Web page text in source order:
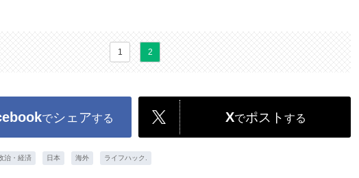
1 2
でシェアする Xでポスト する
治・経済 日本 海外 ライフハック.